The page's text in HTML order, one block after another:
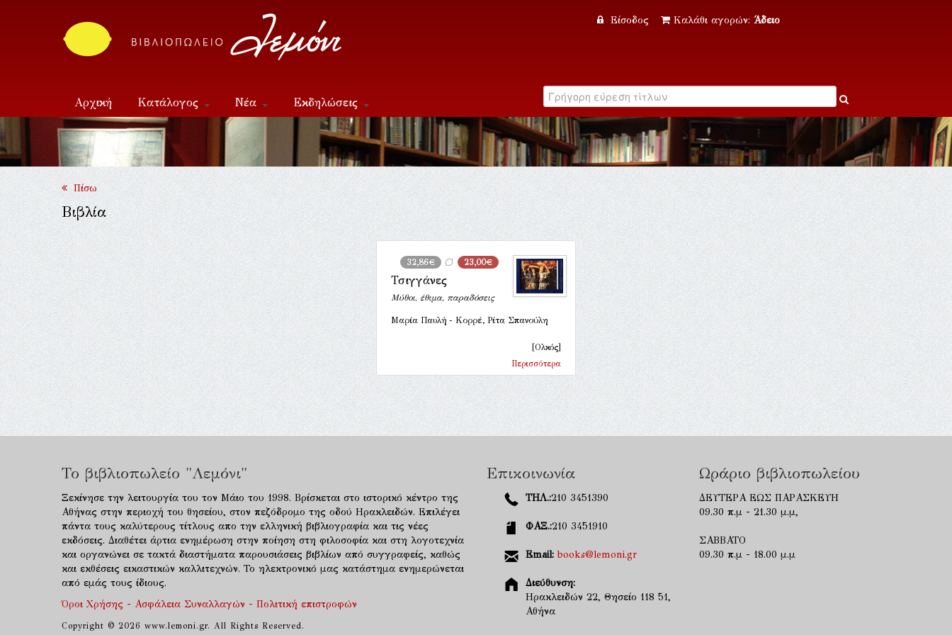
Είσοδος Καλάθι αγορών: Άδειο
Αρχική Κατάλογος Νέα Εκδηλώσεις
Επικοινωνία
Πίσω
Βιβλία
32,86€ 23,00€
Τσιγγάνες
Μύθοι, έθιμα, παραδόσεις
Μαρία Παυλή - Κορρέ, Ρίτα Σπανούλη
[Ολκός]
Περισσότερα
Το βιβλιοπωλείο "Λεμόνι"
Ξεκίνησε την λειτουργία του τον Μάιο του 1998. Βρίσκεται στο ιστορικό κέντρο της
Αθήνας στην περιοχή του θησείου, στον πεζόδρομο της οδού Ηρακλειδών. Επιλέγει
πάντα τους καλύτερους τίτλους απο την ελληνική βιβλιογραφία και τις νέες
εκδόσεις. Διαθέτει άρτια ενημέρωση στην ποίηση στη φιλοσοφία και στη λογοτεχνία
και οργανώνει σε τακτά διαστήματα παρουσιάσεις βιβλίων από συγγραφείς, καθώς
και εκθέσεις εικαστικών καλλιτεχνών. Το ηλεκτρονικό μας κατάστημα ενημερώνεται
από εμάς τους ίδιους.
Όροι Χρήσης - Ασφάλεια Συναλλαγών - Πολιτική επιστροφών
Copyright © 2026 www.lemoni.gr. All Rights Reserved.
Επικοινωνία
ΤΗΛ.:210 3451390
ΦΑΞ.:210 3451910
Email: books@lemoni.gr
Διεύθυνση:
Ηρακλειδών 22, Θησείο 118 51,
Αθήνα
Ωράριο βιβλιοπωλείου
ΔΕΥΤΕΡΑ ΕΩΣ ΠΑΡΑΣΚΕΥΗ
09.30 π.μ - 21.30 μ.μ,
ΣΑΒΒΑΤΟ
09.30 π.μ - 18.00 μ.μ